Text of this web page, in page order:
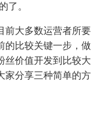
了。
大多数运营者所要
的比较关键一步，做
丝价值开发到比较大
家分享三种简单的方